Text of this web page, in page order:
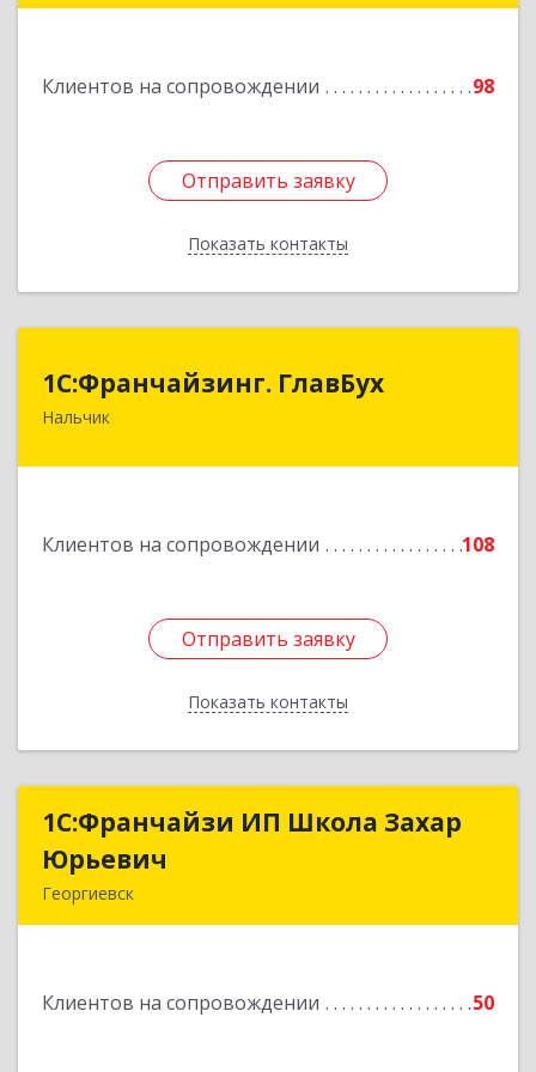
Клиентов на сопровождении 98
Отправить заявку
Показать контакты
Отправить заявку
Назад
1С:Франчайзинг. ГлавБух
Нальчик
Клиентов на сопровождении 108
Отправить заявку
Показать контакты
1С:Франчайзинг. ГлавБух
360000, Кабардино-Балкарская Респ, Нальчик г,
Отправить заявку
Назад
1С:Франчайзи ИП Школа Захар
Юрьевич
Георгиевск
Клиентов на сопровождении 50
1С:Франчайзи ИП Школа Захар